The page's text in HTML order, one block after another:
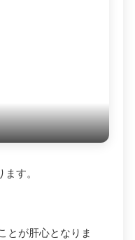
ます。
とが肝心となりま